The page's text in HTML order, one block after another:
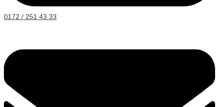
0172 / 251 43 33